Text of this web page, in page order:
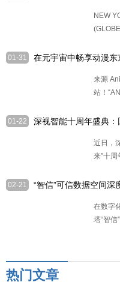
Market Integration in
NEW
01-31
在元宇宙中畅享动漫东
年1月31日（周五）
来源
站！
01-22
深视智能十周年盛典
近日，
来”十
02-21
“智信”可信数据空间深
在数字
塔“智信
热门文章